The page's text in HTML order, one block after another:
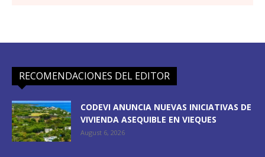
RECOMENDACIONES DEL EDITOR
CODEVI ANUNCIA NUEVAS INICIATIVAS DE
VIVIENDA ASEQUIBLE EN VIEQUES
August 6, 2026